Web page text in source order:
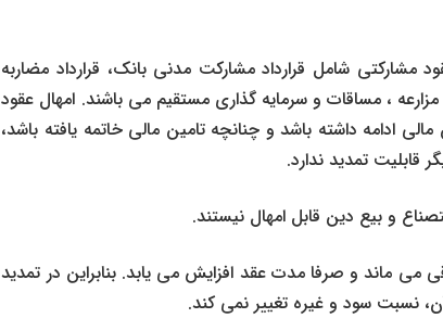
مشارکتی شامل قرارداد مشارکت مدنی بانک، قرارداد مضاربه
، مساقات و سرمایه گذاری مستقیم می باشند. امهال عقود
ادامه داشته باشد و چنانچه تامین مالی خاتمه یافته باشد،
تمدید ندارد.
و بیع دین قابل امهال نیستند.
می ماند و صرفا مدت عقد افزایش می یابد. بنابراین در تمدید
نسبت سود و غیره تغییر نمی کند.